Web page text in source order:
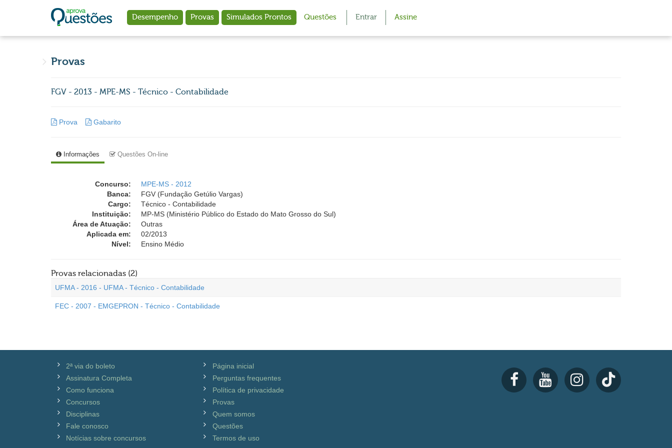
Desempenho Provas Simulados Prontos Questões Entrar Assine
Provas
FGV - 2013 - MPE-MS - Técnico - Contabilidade
Prova Gabarito
Informações Questões On-line
Concurso:
MPE-MS - 2012
Banca:
FGV (Fundação Getúlio Vargas)
Cargo:
Técnico - Contabilidade
Instituição:
MP-MS (Ministério Público do Estado do Mato Grosso do Sul)
Área de Atuação:
Outras
Aplicada em:
02/2013
Nível:
Ensino Médio
Provas relacionadas (2)
UFMA - 2016 - UFMA - Técnico - Contabilidade
FEC - 2007 - EMGEPRON - Técnico - Contabilidade
2ª via do boleto
Assinatura Completa
Como funciona
Concursos
Disciplinas
Fale conosco
Notícias sobre concursos
Página inicial
Perguntas frequentes
Política de privacidade
Provas
Quem somos
Questões
Termos de uso